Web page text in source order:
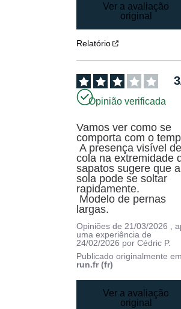
Ver a avaliação
original
Relatório
3
Opinião verificada
Vamos ver como se
comporta com o
A presença visível de
cola na extremidade
sapatos sugere que a
sola pode se soltar
rapidamente.
largas.
Opiniões de 21/03/2026
,
uma experiência de
24/02/2026 porCédric P.
Publicado originalmente
run.fr (fr)
Ver a avaliação
original